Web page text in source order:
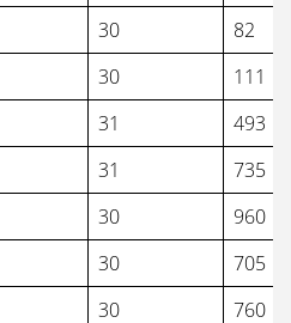
30
82
30
111
31
493
31
735
30
960
30
705
30 760